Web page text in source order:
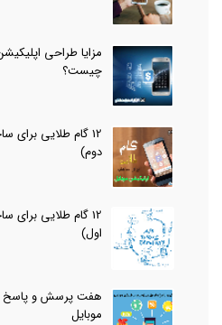
مزایا طراحی
چیست؟
12 گام طلایی
دوم)
12 گام طلایی
اول)
هفت پرسش و پاسخ
موبایل